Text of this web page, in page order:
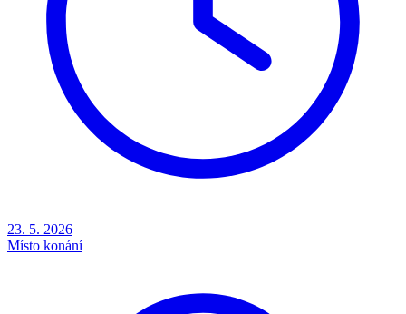
23. 5. 2026
Místo konání